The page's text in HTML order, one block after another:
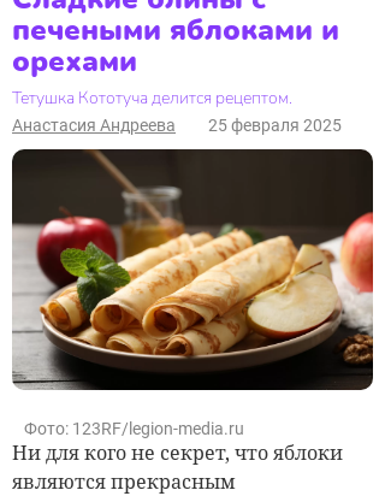
печеными яблоками и
орехами
Тетушка Кототуча делится рецептом.
Анастасия Андреева 25 февраля 2025
Фото: 123RF/legion-media.ru
Ни для кого не секрет, что яблоки
являются прекрасным